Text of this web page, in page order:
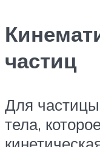
частиц
Для
тела,